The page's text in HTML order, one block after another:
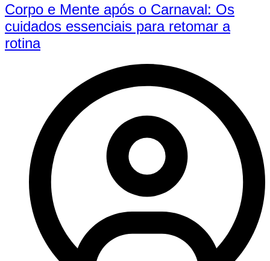
Corpo e Mente após o Carnaval: Os
cuidados essenciais para retomar a
rotina